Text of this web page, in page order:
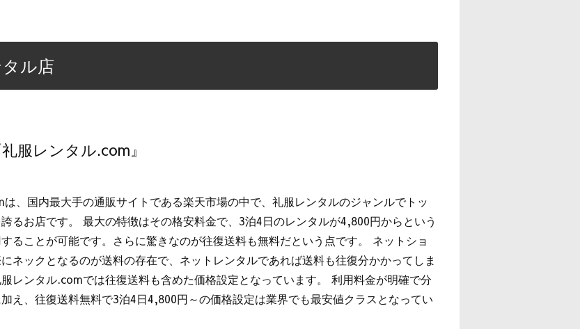
ル店
服レンタル.com』
、国内最大手の通販サイトである楽天市場の中で、礼服レンタルのジャンルでトッ
るお店です。 最大の特徴はその格安料金で、3泊4日のレンタルが4,800円からという
ることが可能です。さらに驚きなのが往復送料も無料だという点です。 ネットショ
ネックとなるのが送料の存在で、ネットレンタルであれば送料も往復分かかってしま
レンタル.comでは往復送料も含めた価格設定となっています。 利用料金が明確で分
え、往復送料無料で3泊4日4,800円～の価格設定は業界でも最安値クラスとなってい